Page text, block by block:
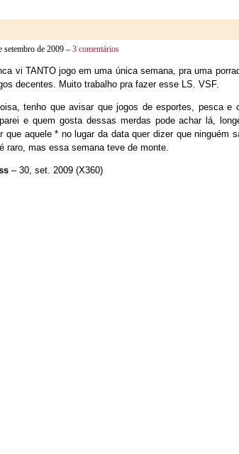
setembro de 2009 – 3 comentários
vi TANTO jogo em uma única semana, pra uma
decentes. Muito trabalho pra fazer esse LS. VSF.
tenho que avisar que jogos de esportes, pesca e
e quem gosta dessas merdas pode achar lá,
que aquele * no lugar da data quer dizer que ninguém
raro, mas essa semana teve de monte.
– 30, set. 2009 (X360)